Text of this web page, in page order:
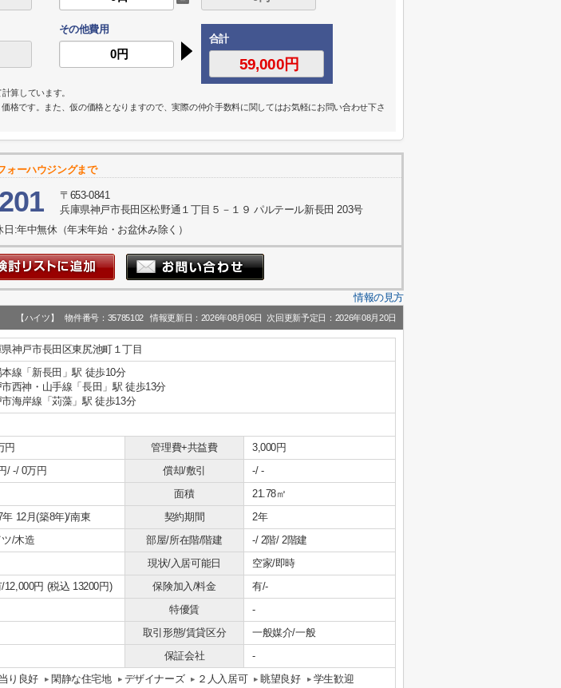
その他費用
合計
算しています。
格です。また、仮の価格となりますので、実際の仲介手数料に関してはお気軽にお問い合わせ下さ
ォーハウジングまで
〒653-0841
兵庫県神戸市長田区松野通１丁目５－１９ パルテール新長田 203号
:年中無休（年末年始・お盆休み除く）
情報の見方
【ハイツ】 物件番号：35785102 情報更新日：2026年08月06日 次回更新予定日：2026年08月20日
神戸市長田区東尻池町１丁目
本線「新長田」駅 徒歩10分
西神・山手線「長田」駅 徒歩13分
海岸線「苅藻」駅 徒歩13分
円 管理費+共益費
3,000円
/ -/ 0万円 償却/敷引
-/ -
面積
21.78㎡
年 12月(築8年)/南東 契約期間
2年
/木造 部屋/所在階/階建
-/ 2階/ 2階建
現状/入居可能日
空家/即時
12,000円 (税込 13200円) 保険加入/料金
有/-
特優賃
-
取引形態/賃貸区分
一般媒介/一般
保証会社 -
り良好 閑静な住宅地 デザイナーズ ２人入居可 眺望良好
学生歓迎